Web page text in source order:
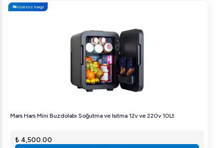
Ücretsiz Kargo
Mars Hars Mini Buzdolabı Soğutma ve Isıtma 12v ve 220v 10Lt
₺ 4,500.00